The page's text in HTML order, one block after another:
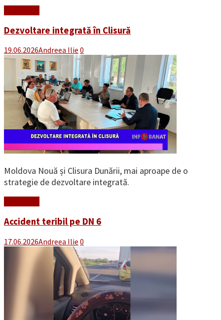
Dezvoltare integrată în Clisură
19.06.2026Andreea Ilie 0
Moldova Nouă și Clisura Dunării, mai aproape de o
strategie de dezvoltare integrată.
Accident teribil pe DN 6
17.06.2026Andreea Ilie 0